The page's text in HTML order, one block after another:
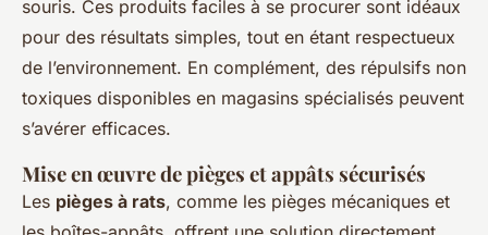
souris. Ces produits faciles à se procurer sont idéaux
pour des résultats simples, tout en étant respectueux
de l’environnement. En complément, des répulsifs non
toxiques disponibles en magasins spécialisés peuvent
s’avérer efficaces.
Mise en œuvre de pièges et appâts sécurisés
Les pièges à rats, comme les pièges mécaniques et